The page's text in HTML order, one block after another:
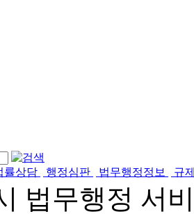
률상담 행정심판 법무행정정보 규
법무행정 서